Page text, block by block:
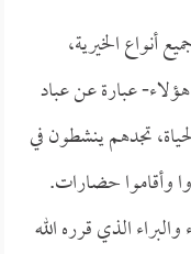
أنواع الخيرية،
هؤلاء- عبارة عن عباد
تجدهم ينشطون في
وأقاموا حضارات.
الذي قرره الله